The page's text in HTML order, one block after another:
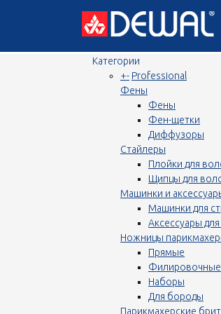
Категории
+- Professional
Фены
Фены
Фен-щетки
Диффузоры
Стайлеры
Плойки для
Щипцы для
Машинки и
Машинки для
Аксессуары
Ножницы
Прямые
Филировочные
Наборы
Для бороды
Парикмахерские